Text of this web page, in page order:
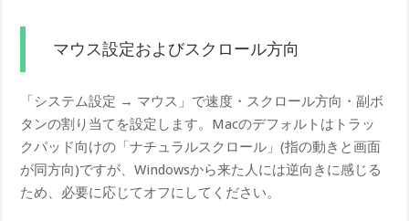
マウス設定およびスクロール方向
「システム設定 → マウス」で速度・スクロール方向・副ボ
タンの割り当てを設定します。Macのデフォルトはトラッ
クパッド向けの「ナチュラルスクロール」(指の動きと画面
が同方向)ですが、Windowsから来た人には逆向きに感じる
ため、必要に応じてオフにしてください。